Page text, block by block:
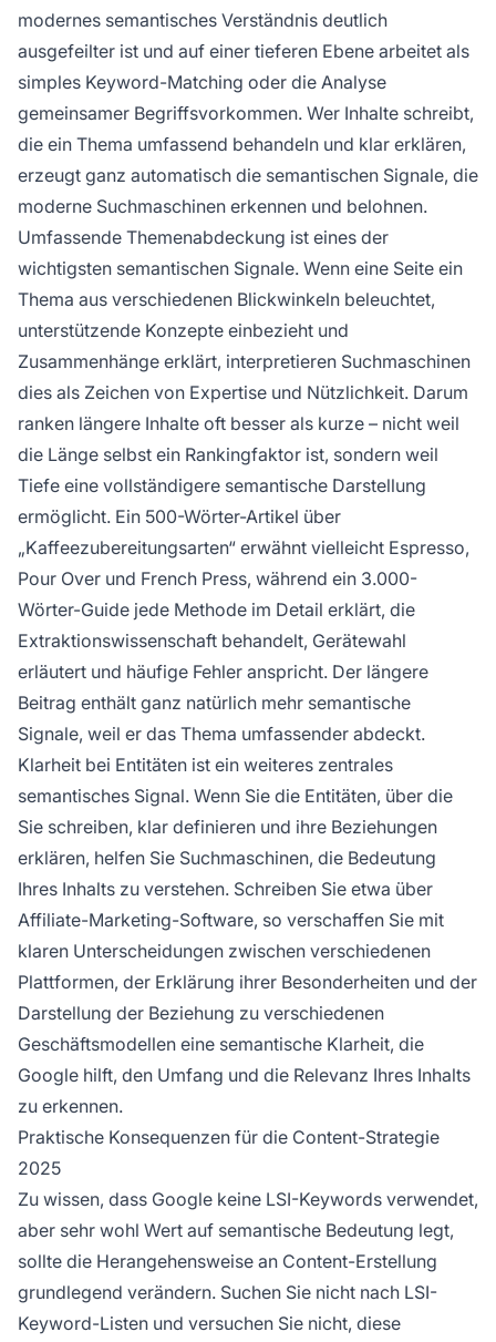
modernes semantisches Verständnis deutlich
ausgefeilter ist und auf einer tieferen Ebene arbeitet als
simples Keyword-Matching oder die Analyse
gemeinsamer Begriffsvorkommen. Wer Inhalte schreibt,
die ein Thema umfassend behandeln und klar erklären,
erzeugt ganz automatisch die semantischen Signale, die
moderne Suchmaschinen erkennen und belohnen.
Umfassende Themenabdeckung ist eines der
wichtigsten semantischen Signale. Wenn eine Seite ein
Thema aus verschiedenen Blickwinkeln beleuchtet,
unterstützende Konzepte einbezieht und
Zusammenhänge erklärt, interpretieren Suchmaschinen
dies als Zeichen von Expertise und Nützlichkeit. Darum
ranken längere Inhalte oft besser als kurze – nicht weil
die Länge selbst ein Rankingfaktor ist, sondern weil
Tiefe eine vollständigere semantische Darstellung
ermöglicht. Ein 500-Wörter-Artikel über
„Kaffeezubereitungsarten“ erwähnt vielleicht Espresso,
Pour Over und French Press, während ein 3.000-
Wörter-Guide jede Methode im Detail erklärt, die
Extraktionswissenschaft behandelt, Gerätewahl
erläutert und häufige Fehler anspricht. Der längere
Beitrag enthält ganz natürlich mehr semantische
Signale, weil er das Thema umfassender abdeckt.
Klarheit bei Entitäten ist ein weiteres zentrales
semantisches Signal. Wenn Sie die Entitäten, über die
Sie schreiben, klar definieren und ihre Beziehungen
erklären, helfen Sie Suchmaschinen, die Bedeutung
Ihres Inhalts zu verstehen. Schreiben Sie etwa über
Affiliate-Marketing-Software, so verschaffen Sie mit
klaren Unterscheidungen zwischen verschiedenen
Plattformen, der Erklärung ihrer Besonderheiten und der
Darstellung der Beziehung zu verschiedenen
Geschäftsmodellen eine semantische Klarheit, die
Google hilft, den Umfang und die Relevanz Ihres Inhalts
zu erkennen.
Praktische Konsequenzen für die Content-Strategie
2025
Zu wissen, dass Google keine LSI-Keywords verwendet,
aber sehr wohl Wert auf semantische Bedeutung legt,
sollte die Herangehensweise an Content-Erstellung
grundlegend verändern. Suchen Sie nicht nach LSI-
Keyword-Listen und versuchen Sie nicht, diese